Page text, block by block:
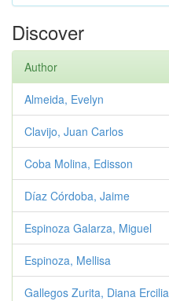
Discover
Author
Almeida, Evelyn
Clavijo, Juan Carlos
Coba Molina, Edisson
Díaz Córdoba, Jaime
Espinoza Galarza, Miguel
Espinoza, Mellisa
Gallegos Zurita, Diana Ercilia